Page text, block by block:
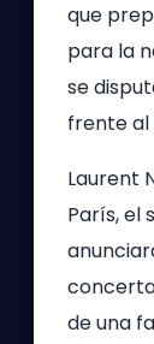
que
para la
se
frente al
Laurent
París, el
de una